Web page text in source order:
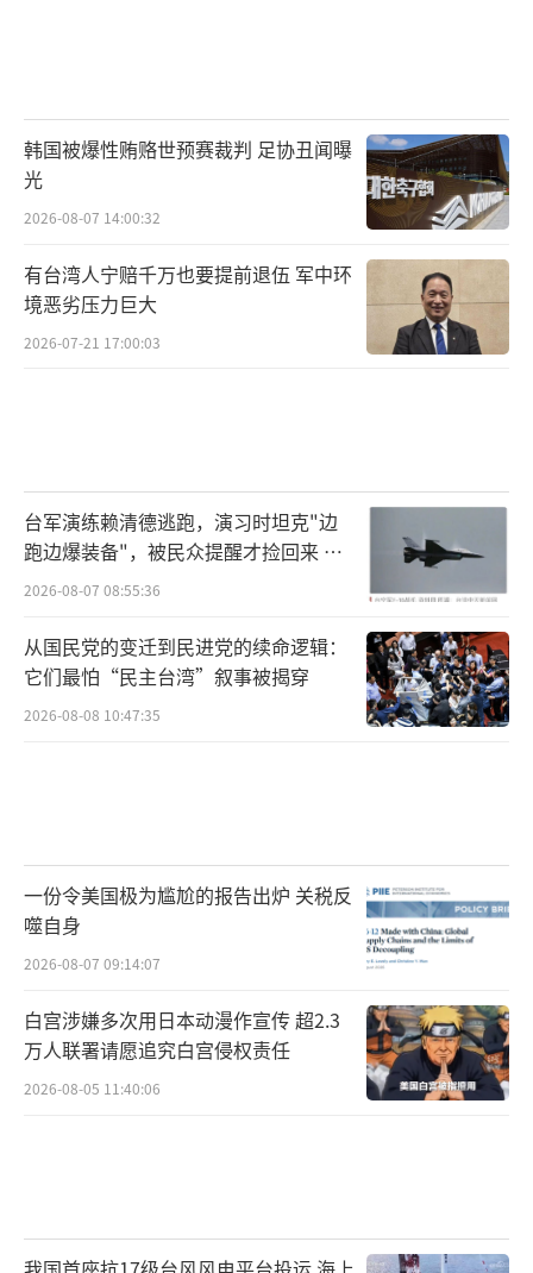
从当前各方态势来看，停火过程中依然会
充满很多不确定性。（责任编辑：许朝）
韩国被爆性贿赂世预赛裁判 足协丑闻曝
光
2026-08-07 14:00:32
有台湾人宁赔千万也要提前退伍 军中环
境恶劣压力巨大
2026-07-21 17:00:03
台军演练赖清德逃跑，演习时坦克"边
跑边爆装备"，被民众提醒才捡回来 演
习状况频出引发关注
2026-08-07 08:55:36
从国民党的变迁到民进党的续命逻辑：
它们最怕“民主台湾”叙事被揭穿
2026-08-08 10:47:35
一份令美国极为尴尬的报告出炉 关税反
噬自身
2026-08-07 09:14:07
白宫涉嫌多次用日本动漫作宣传 超2.3
万人联署请愿追究白宫侵权责任
2026-08-05 11:40:06